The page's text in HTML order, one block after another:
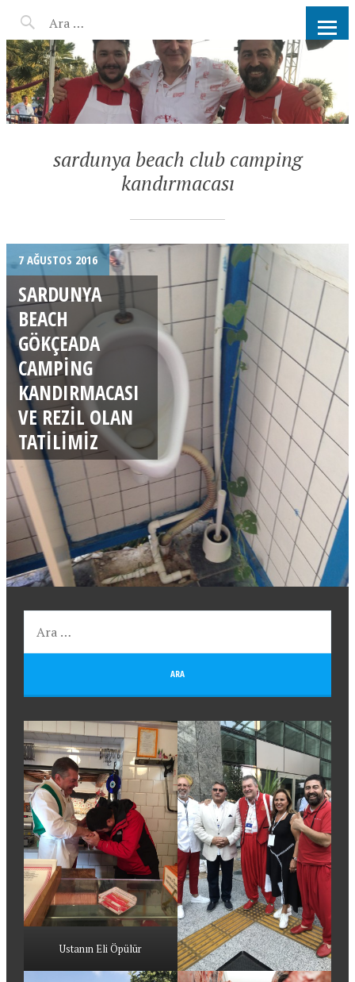
AHMET KATER KÖMÜR
ATEŞINDE BARBEKÜ, IZGARA,
MANGAL PARTISI
HIZMETLERI
sardunya beach club camping
kandırmacası
7 AĞUSTOS 2016
SARDUNYA
BEACH
GÖKÇEADA
CAMPING
KANDIRMACASI
VE REZIL OLAN
TATILIMIZ
Ustanın Eli Öpülür